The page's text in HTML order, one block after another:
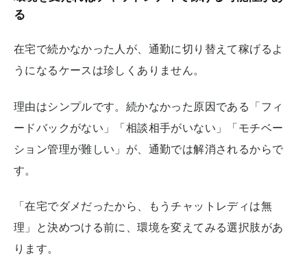
る
在宅で続かなかった人が、通勤に切り替えて稼げるよ
うになるケースは珍しくありません。
理由はシンプルです。続かなかった原因である「フィ
ードバックがない」「相談相手がいない」「モチベー
ション管理が難しい」が、通勤では解消されるからで
す。
「在宅でダメだったから、もうチャットレディは無
理」と決めつける前に、環境を変えてみる選択肢があ
ります。